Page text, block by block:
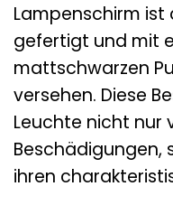
Lampenschirm
gefertigt und mit
mattschwarzen
versehen. Diese
Leuchte nicht nur
Beschädigungen,
ihren